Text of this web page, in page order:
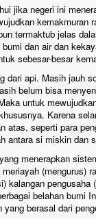
jika negeri ini
kemakmuran
termaktub jelas
dan air dan
sebesar-besar
dari api. Masih jauh
belum bisa
untuk
Karena
atas, seperti para
antara si miskin dan
menerapkan
meriayah (mengurus)
kalangan
belahan bumi
yang berasal dari